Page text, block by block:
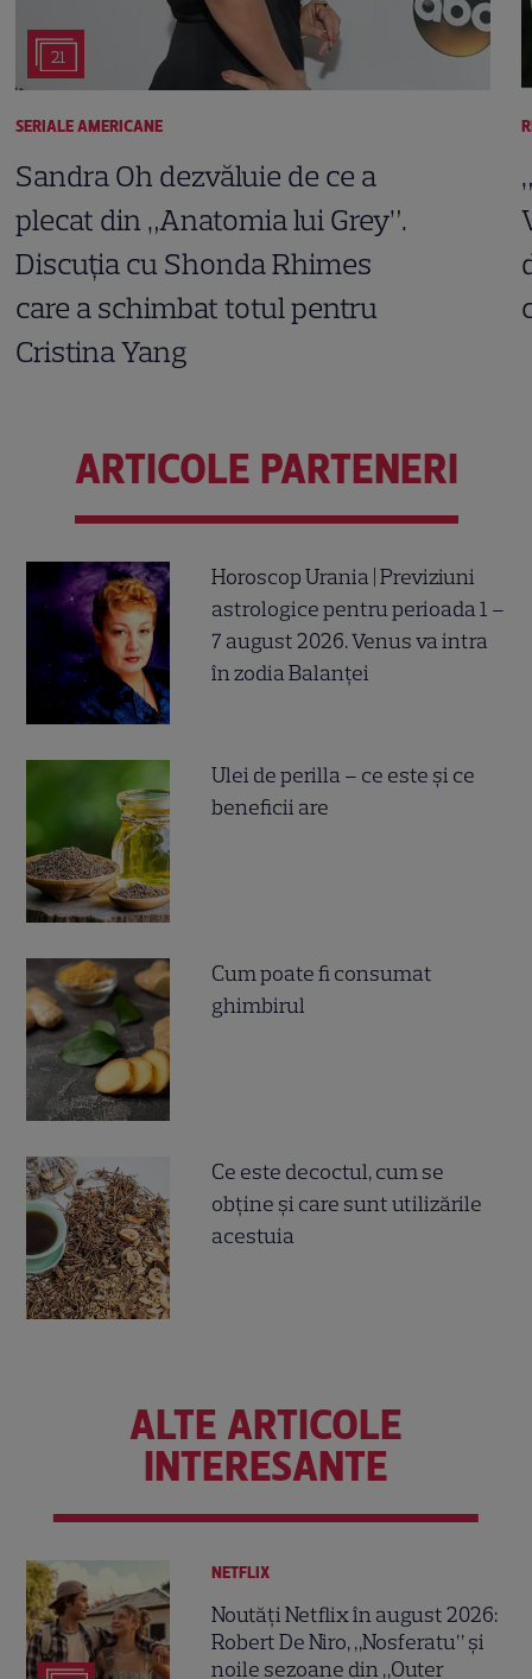
21
SERIALE AMERICANE
Sandra Oh dezvăluie de ce a
plecat din „Anatomia lui Grey”.
Discuția cu Shonda Rhimes
care a schimbat totul pentru
Cristina Yang
ARTICOLE PARTENERI
Horoscop Urania | Previziuni
astrologice pentru perioada 1 –
7 august 2026. Venus va intra
în zodia Balanței
Ulei de perilla – ce este și ce
beneficii are
Cum poate fi consumat
ghimbirul
Ce este decoctul, cum se
obţine şi care sunt utilizările
acestuia
ALTE ARTICOLE
INTERESANTE
NETFLIX
Noutăți Netflix în august 2026:
Robert De Niro, „Nosferatu” și
noile sezoane din „Outer